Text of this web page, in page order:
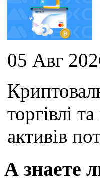
05 Авг
торгівлі
активів
А знаете